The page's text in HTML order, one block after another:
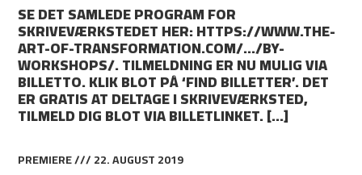
SE DET SAMLEDE PROGRAM FOR
SKRIVEVÆRKSTEDET HER: HTTPS://WWW.THE-
ART-OF-TRANSFORMATION.COM/…/BY-
WORKSHOPS/. TILMELDNING ER NU MULIG VIA
BILLETTO. KLIK BLOT PÅ ‘FIND BILLETTER’. DET
ER GRATIS AT DELTAGE I SKRIVEVÆRKSTED,
TILMELD DIG BLOT VIA BILLETLINKET. […]
PREMIERE /// 22. AUGUST 2019